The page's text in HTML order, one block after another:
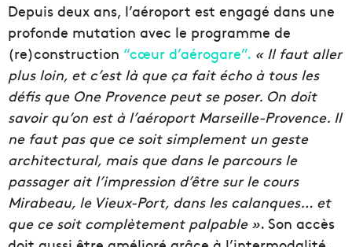
Depuis deux ans, l’aéroport est engagé dans une
profonde mutation avec le programme de
(re)construction “cœur d’aérogare”. « Il faut aller
plus loin, et c’est là que ça fait écho à tous les
défis que One Provence peut se poser. On doit
savoir qu’on est à l’aéroport Marseille-Provence. Il
ne faut pas que ce soit simplement un geste
architectural, mais que dans le parcours le
passager ait l’impression d’être sur le cours
Mirabeau, le Vieux-Port, dans les calanques… et
que ce soit complètement palpable ». Son accès